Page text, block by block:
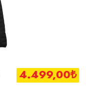
4.499,00₺